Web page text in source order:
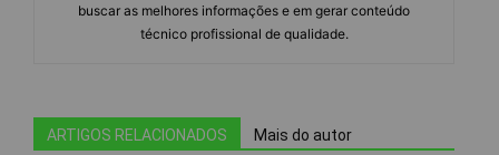
buscar as melhores informações e em gerar conteúdo
técnico profissional de qualidade.
ARTIGOS RELACIONADOS Mais do autor